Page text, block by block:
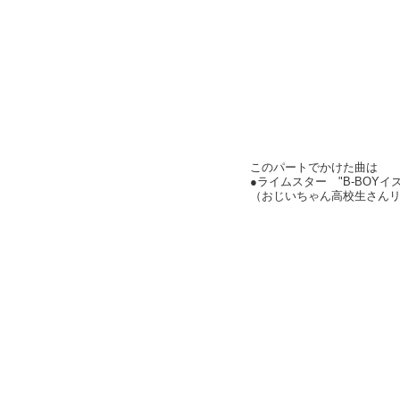
このパートでかけた曲は
●ライムスター "B-BOYイ
（おじいちゃん高校生さん